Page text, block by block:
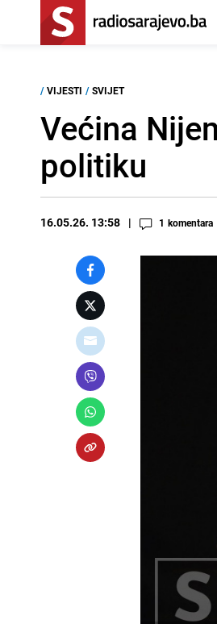
/ VIJESTI / SVIJET
Većina
politiku
16.05.26. 13:58 1 komentara